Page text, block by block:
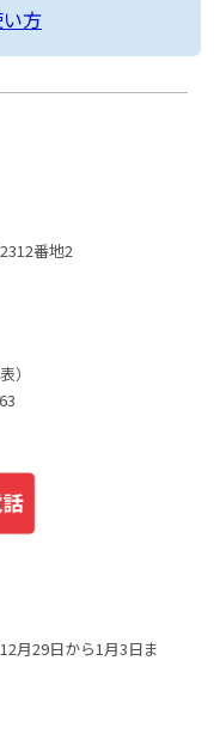
方
番地2
）
月29日から1月3日ま